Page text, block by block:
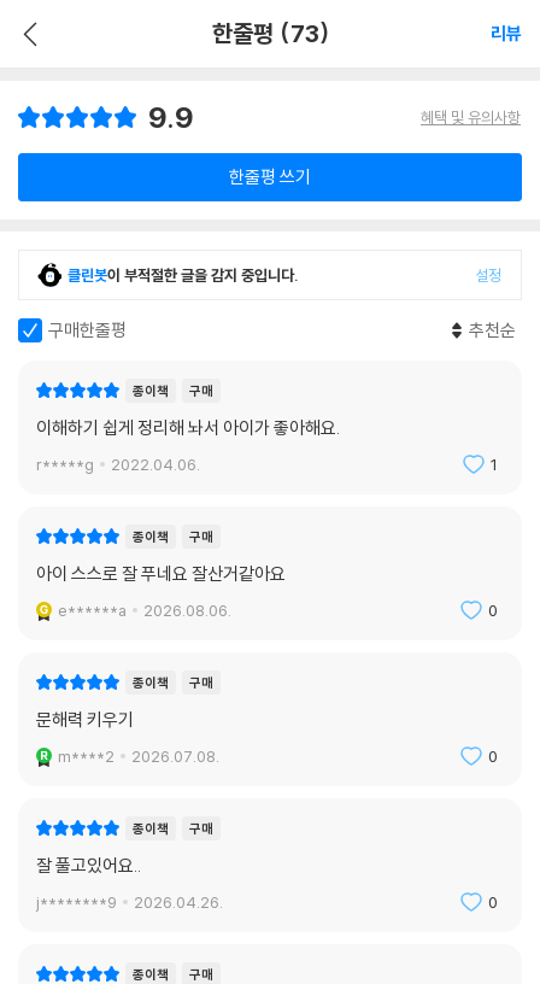
한줄평 (73) 리뷰
9.9 혜택 및 유의사항
한줄평 쓰기
클린봇이 부적절한 글을 감지 중입니다. 설정
구매한줄평 추천순
종이책 구매
이해하기 쉽게 정리해 놔서 아이가 좋아해요.
r*****g 2022.04.06. 1
종이책 구매
아이 스스로 잘 푸네요 잘산거같아요
e******a 2026.08.06. 0
종이책 구매
문해력 키우기
m****2 2026.07.08. 0
종이책 구매
잘 풀고있어요..
j********9 2026.04.26. 0
종이책 구매